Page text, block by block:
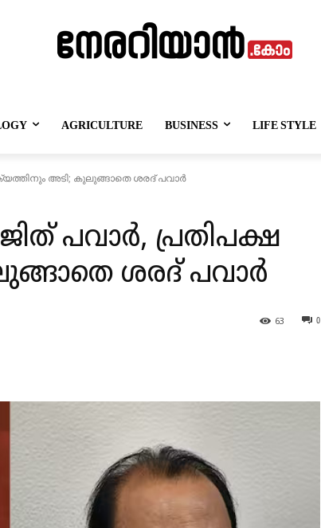
AGRICULTURE BUSINESS LIFE STYLE
അടി; കുലുങ്ങാതെ ശരദ് പവാര്‍
പവാര്‍, പ്രതിപക്ഷ
ശരദ് പവാര്‍
0
63